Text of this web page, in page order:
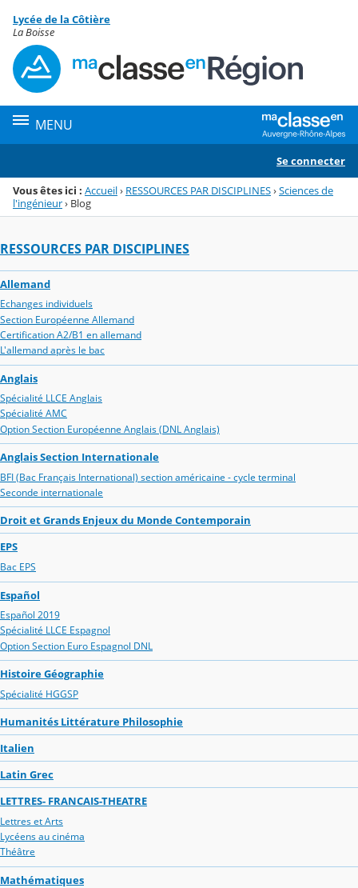
Menu de la rubrique
Contenu
Lycée de la Côtière
La Boisse
MENU
Se connecter
Vous êtes ici : Accueil› RESSOURCES PAR DISCIPLINES›Sciences de
l'ingénieur› Blog
RESSOURCES PAR DISCIPLINES
Allemand
Echanges individuels
Section Européenne Allemand
Certification A2/B1 en allemand
L'allemand après le bac
Anglais
Spécialité LLCE Anglais
Spécialité AMC
Option Section Européenne Anglais (DNL Anglais)
Anglais Section Internationale
BFI (Bac Français International) section américaine - cycle terminal
Seconde internationale
Droit et Grands Enjeux du Monde Contemporain
EPS
Bac EPS
Español
Español 2019
Spécialité LLCE Espagnol
Option Section Euro Espagnol DNL
Histoire Géographie
Spécialité HGGSP
Humanités Littérature Philosophie
Italien
Latin Grec
LETTRES- FRANCAIS-THEATRE
Lettres et Arts
Lycéens au cinéma
Théâtre
Mathématiques